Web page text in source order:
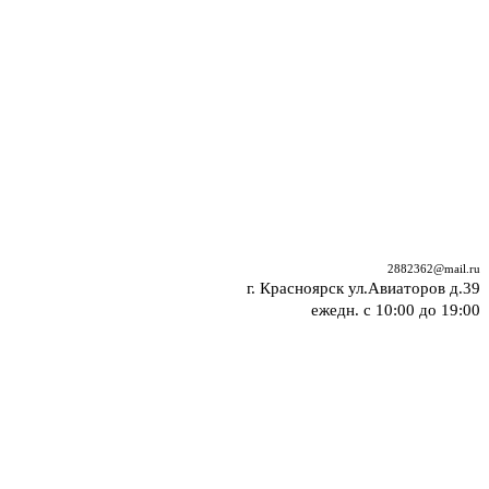
2882362@mail.ru
г. Красноярск ул.Авиаторов д.39
ежедн. с 10:00 до 19:00